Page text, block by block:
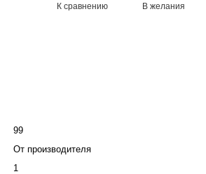
К сравнению В желания
99
От производителя
1